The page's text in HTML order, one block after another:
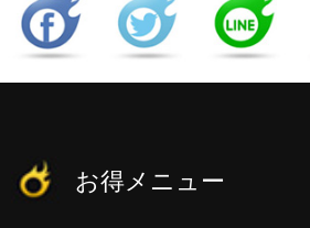
お得メニュー